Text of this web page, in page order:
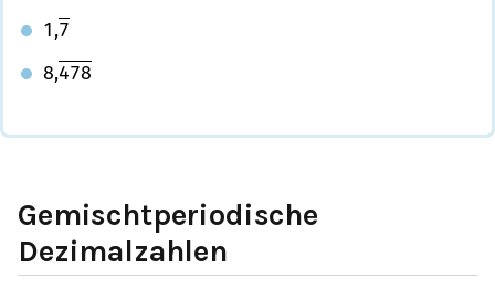
1 ,7
8,478
Gemischtperiodische
Dezimalzahlen